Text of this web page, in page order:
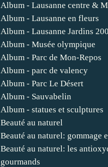
Album - Lausanne centre &
Album - Lausanne en fleurs
Album - Lausanne Jardins
Album - Musée olympique
Album - Parc de Mon-Repos
Album - parc de valency
Album - Parc Le Désert
Album - Sauvabelin
Album - statues et sculptures
Beauté au naturel
Beauté au naturel: gommage
Beauté au naturel: les
gourmands